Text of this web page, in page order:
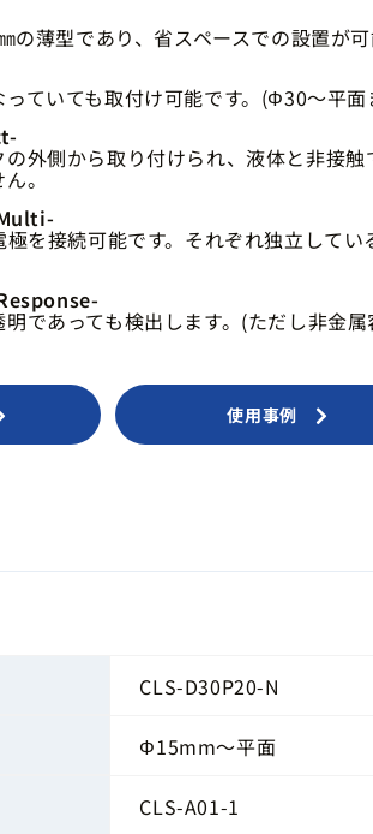
の薄型であり、省スペースでの設置が可
ていても取付け可能です。(Φ30～平面
外側から取り付けられ、液体と非接
。
極を接続可能です。それぞれ独立して
であっても検出します。(ただし非金
使用事例
CLS-D30P20-N
Φ15mm～平面
CLS-A01-1